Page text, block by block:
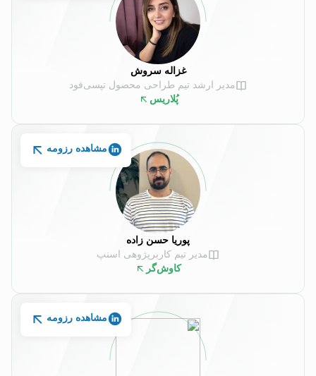
غزاله سروش
مدیر ارشد تیم طراحی محصول تپسی‌فود
پُلاریس
مشاهده رزومه
پوریا حسن زاده
مدیر تیم کاربرپژوهی اسنپ
کاوش‌گر
مشاهده رزومه